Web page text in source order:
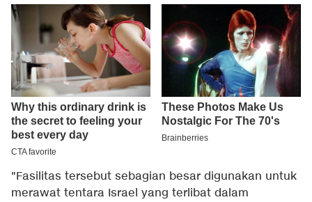
"Fasilitas tersebut sebagian besar digunakan untuk
merawat tentara Israel yang terlibat dalam